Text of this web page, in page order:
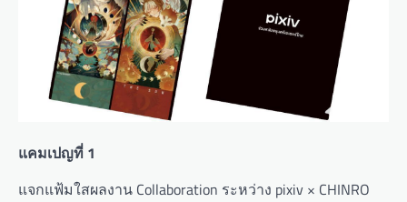
แคมเปญที่ 1
แจกแฟ้มใสผลงาน Collaboration ระหว่าง pixiv × CHINRO